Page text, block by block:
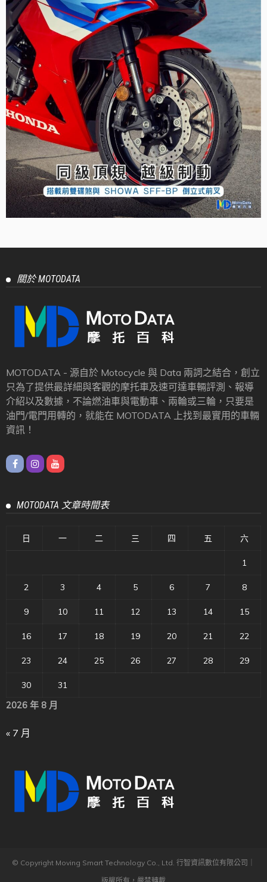
關於 MOTODATA
MOTODATA - 源自於 Motocycle 與 Data 兩詞之結合，創立
只為了提供最詳細與客觀的摩托車及速可達車輛評測、報導
介紹以及數據，不論燃油車與電動車、兩輪或三輪，只要是
油門/電門用轉的，就能在 MOTODATA 上找到最實用的車輛
資訊！
MOTODATA 文章時間表
2026 年 8 月
日 一 二 三 四 五 六
1
2 3 4 5 6 7 8
9 10 11 12 13 14 15
16 17 18 19 20 21 22
23 24 25 26 27 28 29
30 31
« 7 月
© Copyright Moving Smart Technology Co., Ltd. 行智資訊數位有限公司｜